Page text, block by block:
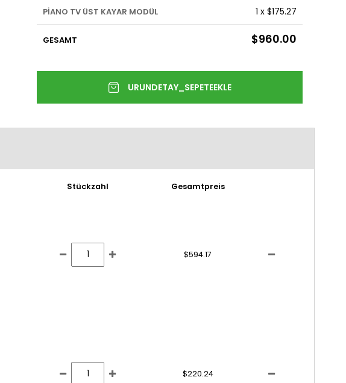
PİANO TV ÜST KAYAR MODÜL 1 x $175.27
GESAMT $960.00
Stückzahl Gesamtpreis
$594.17
$220.24